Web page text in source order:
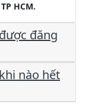
HCM.
đăng
nào hết